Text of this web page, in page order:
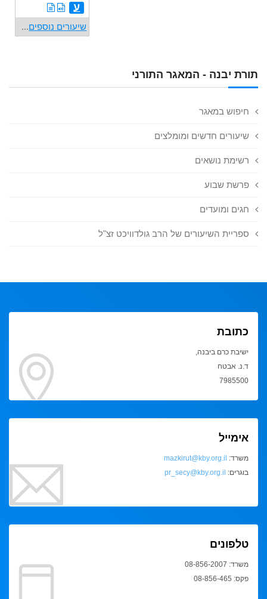
תורת יבנה - המאגר התורני
חיפוש במאגר
שיעורים חדשים ומומלצים
רשימת נושאים
פרשת שבוע
חגים ומועדים
ספריית השיעורים של הרב גולדוויכט זצ"ל
ע
שיעורים נוספים...
כתובת
ישיבת כרם ביבנה,
ד.נ. אבטח
7985500
אימייל
משרד: mazkirut@kby.org.il
בוגרים: pr_secy@kby.org.il
טלפונים
משרד: 08-856-2007
פקס: 08-856-465